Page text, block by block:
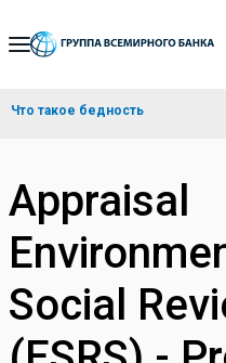
Skip
Navigation
Что такое бедность
Appraisal
Social